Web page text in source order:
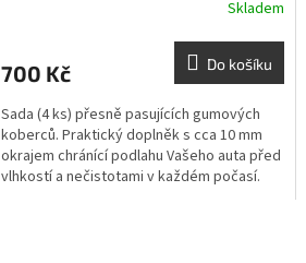
Skladem
700 Kč Do košíku
Sada (4 ks) přesně pasujících gumových
koberců. Praktický doplněk s cca 10 mm
okrajem chránící podlahu Vašeho auta před
vlhkostí a nečistotami v každém počasí.